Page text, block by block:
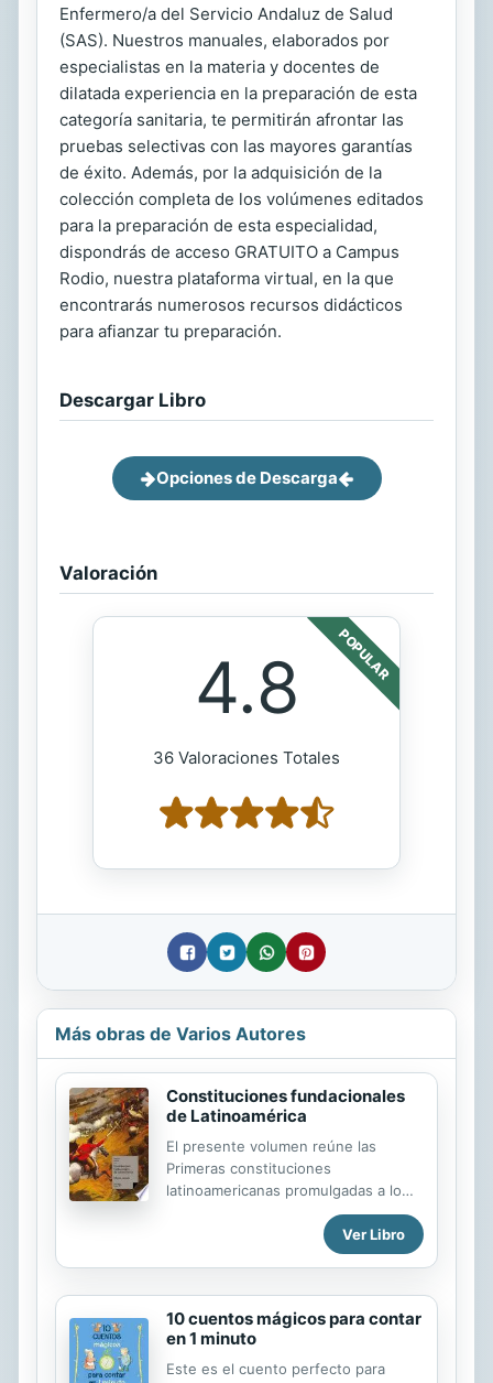
Enfermero/a del Servicio Andaluz de Salud
(SAS). Nuestros manuales, elaborados por
especialistas en la materia y docentes de
dilatada experiencia en la preparación de esta
categoría sanitaria, te permitirán afrontar las
pruebas selectivas con las mayores garantías
de éxito. Además, por la adquisición de la
colección completa de los volúmenes editados
para la preparación de esta especialidad,
dispondrás de acceso GRATUITO a Campus
Rodio, nuestra plataforma virtual, en la que
encontrarás numerosos recursos didácticos
para afianzar tu preparación.
Descargar Libro
Opciones de Descarga
Valoración
POPULAR
4.8
36 Valoraciones Totales
Más obras de Varios Autores
Constituciones fundacionales
de Latinoamérica
El presente volumen reúne las
Primeras constituciones
latinoamericanas promulgadas a lo
largo del siglo XIX, en su mayoría con
el propósito de declarar la
Independencia nacional o el inicio de
Sucesivamente diversos territorios
del Continente Americano se
emanciparon de Francia, España y
Portugal y lo reflejaron en estos
Ver Libro
10 cuentos mágicos para contar
en 1 minuto
Este es el cuento perfecto para